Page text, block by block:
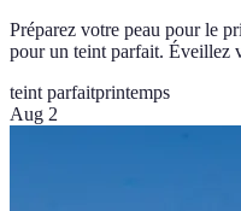
Préparez votre peau pour le
pour un teint parfait. Éveillez
teint parfaitprintemps
Aug 2